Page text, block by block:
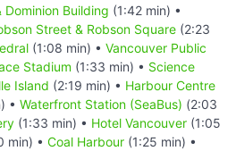
Building (1:42 min) •
Street & Robson Square (2:23
(1:08 min) • Vancouver Public
Stadium (1:33 min) • Science
Island (2:19 min) • Harbour Centre
• Waterfront Station (SeaBus) (2:03
(1:33 min) • Hotel Vancouver (1:05
min) • Coal Harbour (1:25 min) •